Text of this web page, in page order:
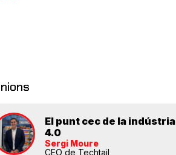
El punt cec de la indústria
4.0
Sergi Moure
CEO de Techtail